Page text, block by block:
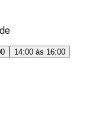
14:00 às 16:00